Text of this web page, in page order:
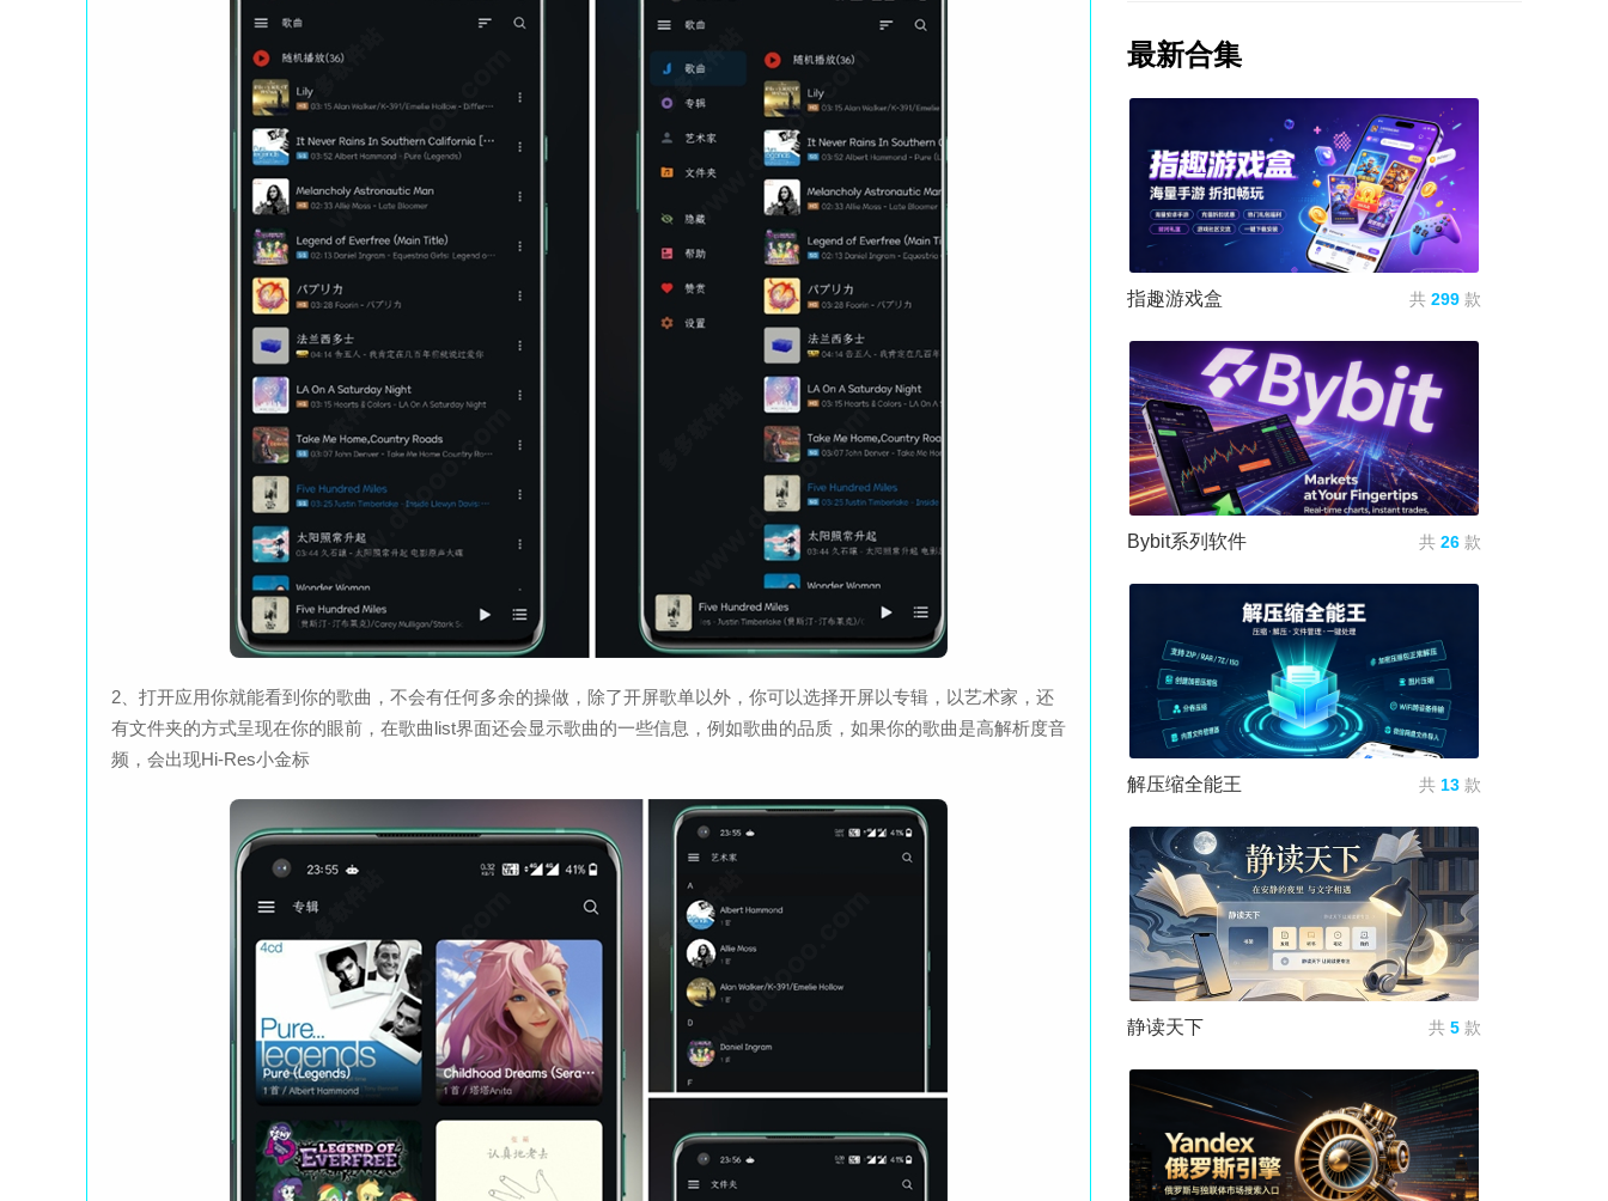
2、打开应用你就能看到你的歌曲，不会有任何多余的操做，除了开屏歌单以外，你可以选择开屏以专辑，以艺术家，还
有文件夹的方式呈现在你的眼前，在歌曲list界面还会显示歌曲的一些信息，例如歌曲的品质，如果你的歌曲是高解析度音
频，会出现Hi-Res小金标
最新合集
指趣游戏盒 共 299 款
Bybit系列软件 共 26 款
解压缩全能王 共 13 款
静读天下 共 5 款